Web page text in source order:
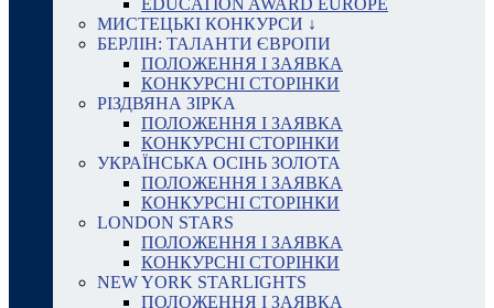
EDUCATION AWARD EUROPE
МИСТЕЦЬКІ КОНКУРСИ ↓
БЕРЛІН: ТАЛАНТИ ЄВРОПИ
ПОЛОЖЕННЯ І ЗАЯВКА
КОНКУРСНІ СТОРІНКИ
РІЗДВЯНА ЗІРКА
ПОЛОЖЕННЯ І ЗАЯВКА
КОНКУРСНІ СТОРІНКИ
УКРАЇНСЬКА ОСІНЬ ЗОЛОТА
ПОЛОЖЕННЯ І ЗАЯВКА
КОНКУРСНІ СТОРІНКИ
LONDON STARS
ПОЛОЖЕННЯ І ЗАЯВКА
КОНКУРСНІ СТОРІНКИ
NEW YORK STARLIGHTS
ПОЛОЖЕННЯ І ЗАЯВКА